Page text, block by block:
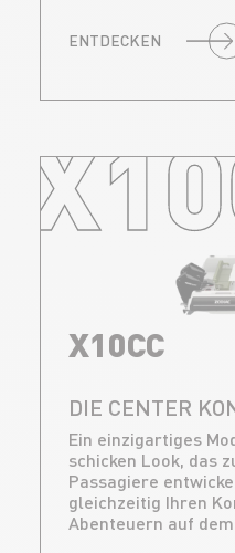
ENTDECKEN
X10CC
DIE CENTER
Ein einzigartiges
schicken Look, das
Passagiere
gleichzeitig Ihren
Abenteuern auf